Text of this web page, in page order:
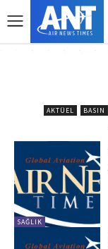
AKTÜEL BASIN
SAĞLIK